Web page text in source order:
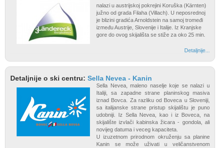
nalazi u austrijskoj pokrejini Koruška (Kärnten)
južno od grada Filaha (Villach). U neposrednoj
je blizini gradića Arnoldstein na samoj tromeđi
između Austrije, Slovenije i Italije. Iz Kranjske
gore do ovog skijališta se stiže za oko 25 min.
Detaljnije...
Detaljnije o ski centru: Sella Nevea - Kanin
Sella Nevea, maleno naselje koje se nalazi u
Italiji, sa zapadne strane planinskog masiva
iznad Bovca. Za razliku od Boveca u Sloveniji,
sa italijanske strane pristup skijalištu je puno
udobniji. Iz Sella Nevea, kao i iz Boveca, na
skijalište izvlači kabinska žicara - gondola, ali
novijeg datuma i veceg kapaciteta.
U izuzetnom prirodnom okruženju sa planine
Kanin se može uživati u veličanstvenom